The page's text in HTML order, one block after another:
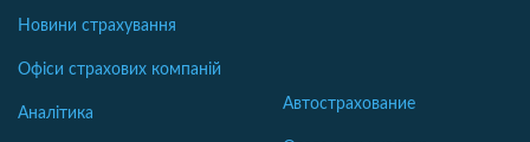
Новини страхування
Офіси страхових компаній
Аналітика
Автострахование